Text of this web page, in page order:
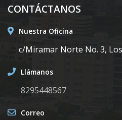
CONTÁCTANOS
Nuestra Oficina
c/Miramar Norte No. 3,
Llámanos
8295448567
Correo